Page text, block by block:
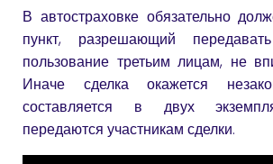
В автостраховке обязательно
пункт, разрешающий
пользование третьим лицам, не
Иначе сделка окажется
составляется в двух
передаются участникам сделки.